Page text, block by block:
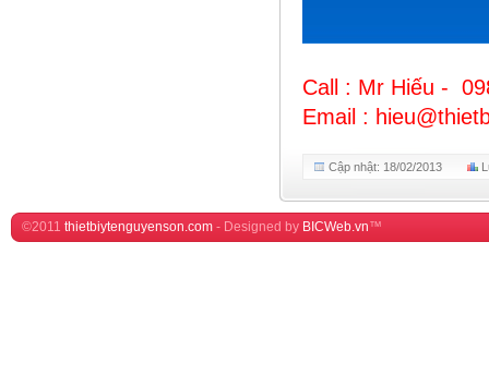
Call : Mr Hiếu -
Email :
Cập nhật: 18/02/2013
©2011 thietbiytenguyenson.com - Designed by BICWeb.vn™